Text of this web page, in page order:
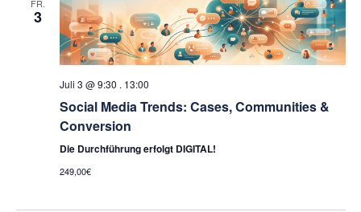
FR.
3
Juli 3 @ 9:30 . 13:00
Social Media Trends: Cases, Communities &
Conversion
Die Durchführung erfolgt DIGITAL!
249,00€